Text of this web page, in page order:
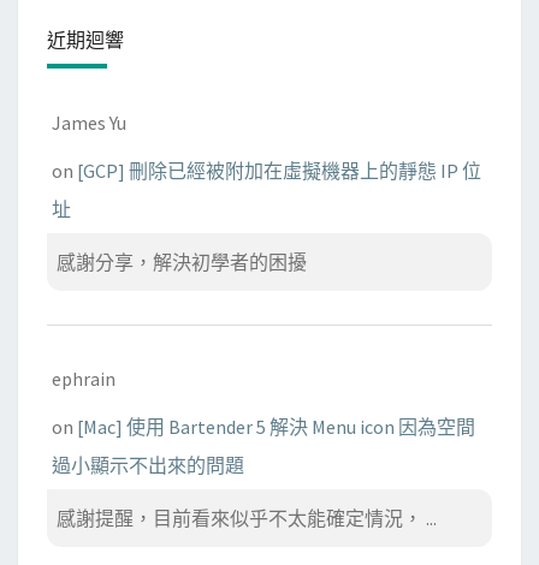
近期迴響
James Yu
on [GCP] 刪除已經被附加在虛擬機器上的靜態 IP 位
址
感謝分享，解決初學者的困擾
ephrain
on [Mac] 使用 Bartender 5 解決 Menu icon 因為空間
過小顯示不出來的問題
感謝提醒，目前看來似乎不太能確定情況， ...